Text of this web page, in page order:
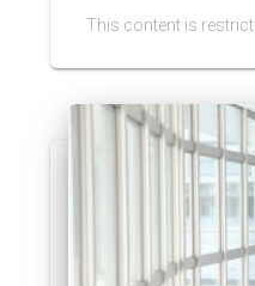
This content is